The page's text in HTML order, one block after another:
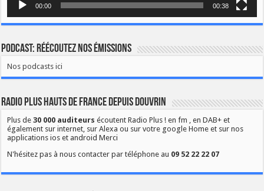
00:00 00:38
Podcast: Réécoutez nos émissions
Nos podcasts ici
Radio Plus Hauts de France depuis Douvrin
Plus de30 000 auditeurs écoutent Radio Plus ! en fm , en DAB+ et
également sur internet, sur Alexa ou sur votre google Home et sur nos
applications ios et android Merci
N'hésitez pas à nous contacter par téléphone au 09 52 22 22 07